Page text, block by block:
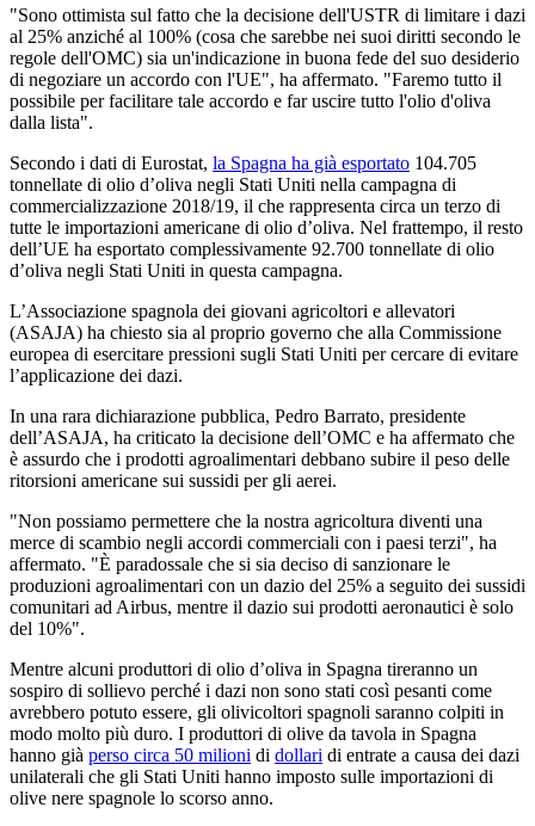
"Sono ottimista sul fatto che la decisione dell'USTR di limitare i dazi
al 25% anziché al 100% (cosa che sarebbe nei suoi diritti secondo le
regole dell'OMC) sia un'indicazione in buona fede del suo desiderio
di negoziare un accordo con l'UE", ha affermato. "Faremo tutto il
possibile per facilitare tale accordo e far uscire tutto l'olio d'oliva
dalla lista".
Secondo i dati di Eurostat, la Spagna ha già esportato 104.705
tonnellate di olio d’oliva negli Stati Uniti nella campagna di
commercializzazione 2018/19, il che rappresenta circa un terzo di
tutte le importazioni americane di olio d’oliva. Nel frattempo, il resto
dell’UE ha esportato complessivamente 92.700 tonnellate di olio
d’oliva negli Stati Uniti in questa campagna.
L’Associazione spagnola dei giovani agricoltori e allevatori
(ASAJA) ha chiesto sia al proprio governo che alla Commissione
europea di esercitare pressioni sugli Stati Uniti per cercare di evitare
l’applicazione dei dazi.
In una rara dichiarazione pubblica, Pedro Barrato, presidente
dell’ASAJA, ha criticato la decisione dell’OMC e ha affermato che
è assurdo che i prodotti agroalimentari debbano subire il peso delle
ritorsioni americane sui sussidi per gli aerei.
"Non possiamo permettere che la nostra agricoltura diventi una
merce di scambio negli accordi commerciali con i paesi terzi", ha
affermato. "È paradossale che si sia deciso di sanzionare le
produzioni agroalimentari con un dazio del 25% a seguito dei sussidi
comunitari ad Airbus, mentre il dazio sui prodotti aeronautici è solo
del 10%".
Mentre alcuni produttori di olio d’oliva in Spagna tireranno un
sospiro di sollievo perché i dazi non sono stati così pesanti come
avrebbero potuto essere, gli olivicoltori spagnoli saranno colpiti in
modo molto più duro. I produttori di olive da tavola in Spagna
hanno già perso circa 50 milioni di dollari di entrate a causa dei dazi
unilaterali che gli Stati Uniti hanno imposto sulle importazioni di
olive nere spagnole lo scorso anno.